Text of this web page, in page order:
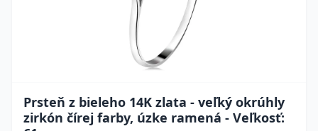
Prsteň z bieleho 14K zlata - veľký okrúhly
zirkón čírej farby, úzke ramená - Veľkosť: